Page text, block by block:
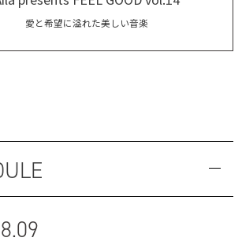
愛と希望に溢れた美しい音楽